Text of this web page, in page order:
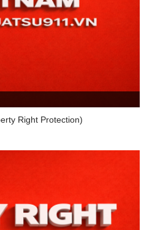
Right Protection)